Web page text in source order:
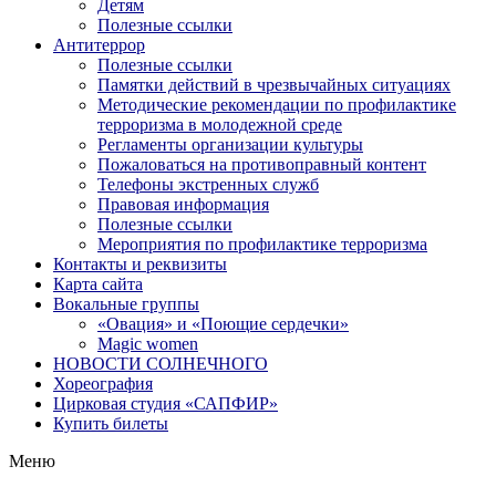
Детям
Полезные ссылки
Антитеррор
Полезные ссылки
Памятки действий в чрезвычайных ситуациях
Методические рекомендации по профилактике
терроризма в молодежной среде
Регламенты организации культуры
Пожаловаться на противоправный контент
Телефоны экстренных служб
Правовая информация
Полезные ссылки
Мероприятия по профилактике терроризма
Контакты и реквизиты
Карта сайта
Вокальные группы
«Овация» и «Поющие сердечки»
Magic women
НОВОСТИ СОЛНЕЧНОГО
Хореография
Цирковая студия «САПФИР»
Купить билеты
Меню